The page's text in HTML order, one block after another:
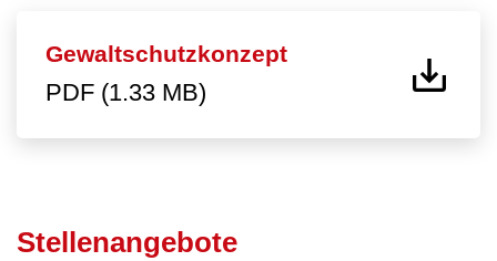
Gewaltschutzkonzept
PDF (1.33 MB)
Stellenangebote